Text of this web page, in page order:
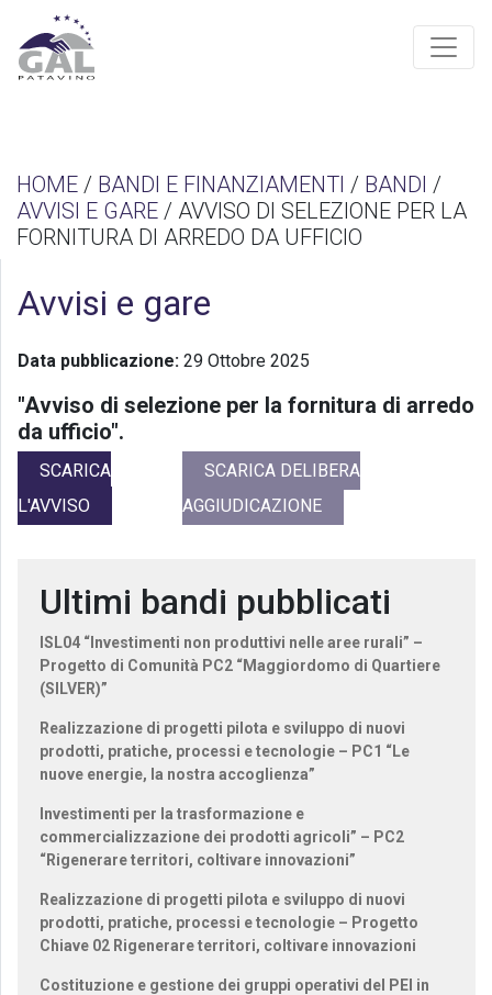
HOME / BANDI E FINANZIAMENTI / BANDI /
AVVISI E GARE / AVVISO DI SELEZIONE PER LA
FORNITURA DI ARREDO DA UFFICIO
Avvisi e gare
Data pubblicazione: 29 Ottobre 2025
"Avviso di selezione per la fornitura di arredo
da ufficio".
SCARICA
L'AVVISO
SCARICA DELIBERA
AGGIUDICAZIONE
Ultimi bandi pubblicati
ISL04 “Investimenti non produttivi nelle aree rurali” –
Progetto di Comunità PC2 “Maggiordomo di Quartiere
(SILVER)”
Realizzazione di progetti pilota e sviluppo di nuovi
prodotti, pratiche, processi e tecnologie – PC1 “Le
nuove energie, la nostra accoglienza”
Investimenti per la trasformazione e
commercializzazione dei prodotti agricoli” – PC2
“Rigenerare territori, coltivare innovazioni”
Realizzazione di progetti pilota e sviluppo di nuovi
prodotti, pratiche, processi e tecnologie – Progetto
Chiave 02 Rigenerare territori, coltivare innovazioni
Costituzione e gestione dei gruppi operativi del PEI in